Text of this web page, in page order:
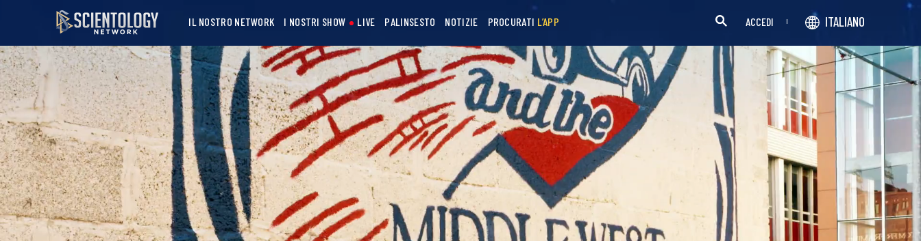
IL NOSTRO NETWORK I NOSTRI SHOW LIVE PALINSESTO NOTIZIE PROCURATI L’APP ACCEDI ITALIANO